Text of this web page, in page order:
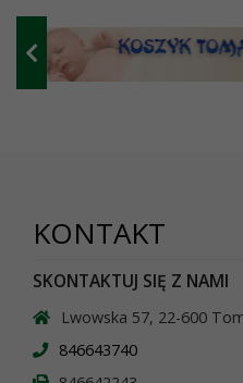
KONTAKT
SKONTAKTUJ SIĘ Z NAMI
Lwowska 57, 22-600
846643740